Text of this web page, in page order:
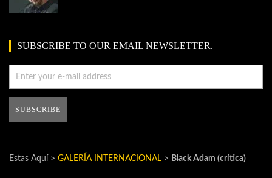
SUBSCRIBE TO OUR EMAIL NEWSLETTER.
Estas Aquí > GALERÍA INTERNACIONAL > Black Adam (crítica)